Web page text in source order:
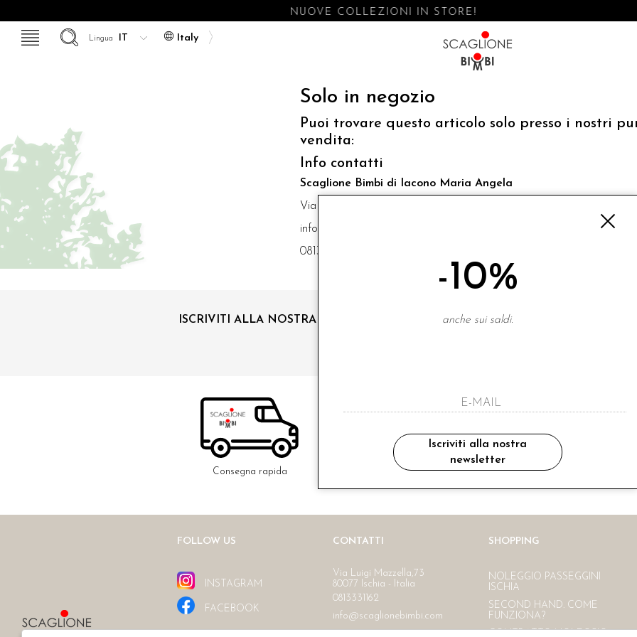
NUOVE COLLEZIONI IN STORE!
Italy
Lingua
Solo in negozio
Puoi trovare questo articolo solo presso i nostri
vendita:
Info contatti
Scaglione Bimbi di Iacono Maria Angela
Via Luigi Mazzella,73 80077 Ischia
info@scaglionebimbi.com
0813331162
ISCRIVITI ALLA NOSTRA NEWSLETTER
ho letto ed accettato le condizioni sulla
Consegna rapida Ritiro in negozio
Consegna gratuita in Italia
FOLLOW US
INSTAGRAM
FACEBOOK
CONTATTI
Via Luigi Mazzella,73
80077 Ischia - Italia
0813331162
info@scaglionebimbi.com
SHOPPING
NOLEGGIO PASSEGGINI
ISCHIA
SECOND HAND. COME
FUNZIONA?
-10%
anche sui saldi.
Iscriviti alla nostra
newsletter